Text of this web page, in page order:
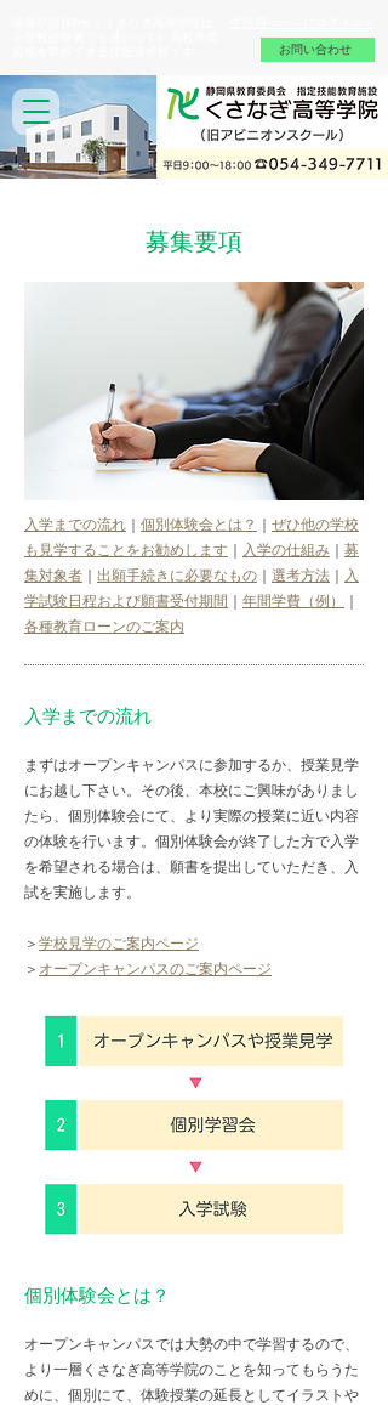
お問い合わせ
募集要項
入学までの流れ 個別体験会とは？
ぜひ他の学校
も見学することをお勧めします
入学の仕組み
募
集対象者
出願手続きに必要なもの 選考方法
入
学試験日程および願書受付期間
年間学費（例）
各種教育ローンのご案内
入学までの流れ
まずはオープンキャンパスに参加するか、授業見学
にお越し下さい。その後、本校にご興味がありまし
たら、個別体験会にて、より実際の授業に近い内容
の体験を行います。個別体験会が終了した方で入学
を希望される場合は、願書を提出していただき、入
試を実施します。
＞ 学校見学のご案内ページ
​＞ オープンキャンパスのご案内ページ
個別体験会とは？
オープンキャンパスでは大勢の中で学習するので、
より一層くさなぎ高等学院のことを知ってもらうた
めに、個別にて、体験授業の延長としてイラストや